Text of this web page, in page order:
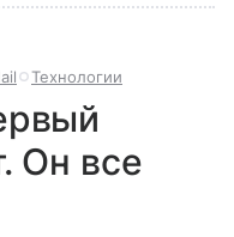
Технологии
Он все